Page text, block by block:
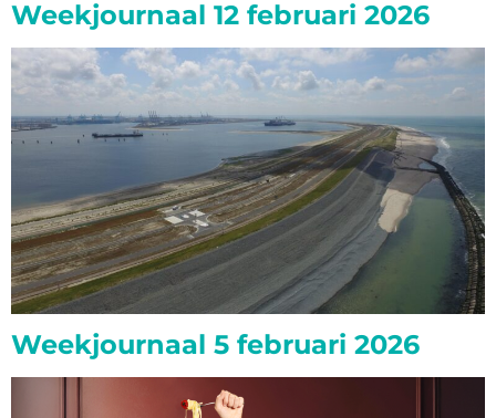
Weekjournaal 12 februari 2026
Weekjournaal 5 februari 2026